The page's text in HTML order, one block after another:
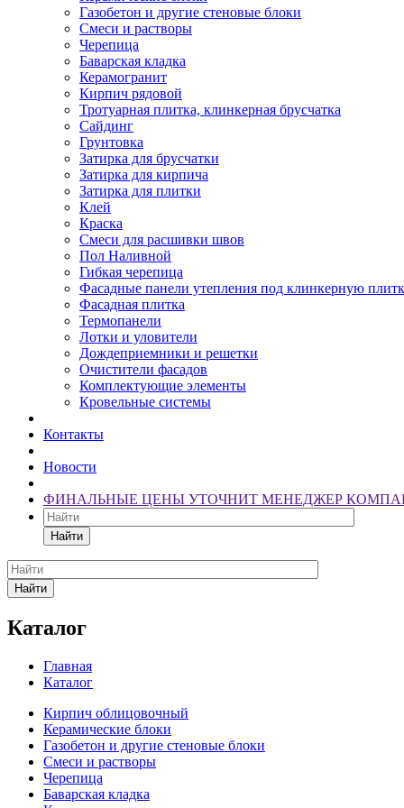
Газобетон и другие стеновые блоки
Смеси и растворы
Черепица
Баварская кладка
Керамогранит
Кирпич рядовой
Тротуарная плитка, клинкерная брусчатка
Сайдинг
Грунтовка
Затирка для брусчатки
Затирка для кирпича
Затирка для плитки
Клей
Краска
Смеси для расшивки швов
Пол Наливной
Гибкая черепица
Фасадные панели утепления под клинкерную
Фасадная плитка
Термопанели
Лотки и уловители
Дождеприемники и решетки
Очистители фасадов
Комплектующие элементы
Кровельные системы
Контакты
Новости
ФИНАЛЬНЫЕ ЦЕНЫ УТОЧНИТ МЕНЕДЖЕР
Найти
Найти
Каталог
Главная
Каталог
Кирпич облицовочный
Керамические блоки
Газобетон и другие стеновые блоки
Смеси и растворы
Черепица
Баварская кладка